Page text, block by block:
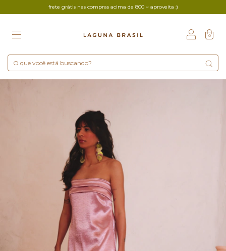
frete grátis nas compras acima de 800 ~ aproveita :)
0